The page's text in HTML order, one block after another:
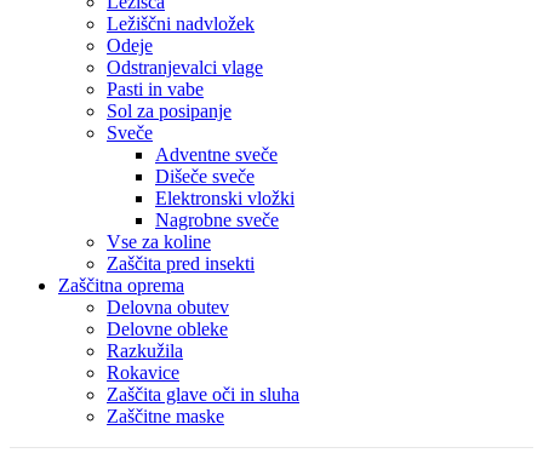
Ležiščni nadvložek
Odeje
Odstranjevalci vlage
Pasti in vabe
Sol za posipanje
Sveče
Adventne sveče
Dišeče sveče
Elektronski vložki
Nagrobne sveče
Vse za koline
Zaščita pred insekti
Zaščitna oprema
Delovna obutev
Delovne obleke
Razkužila
Rokavice
Zaščita glave oči in sluha
Zaščitne maske